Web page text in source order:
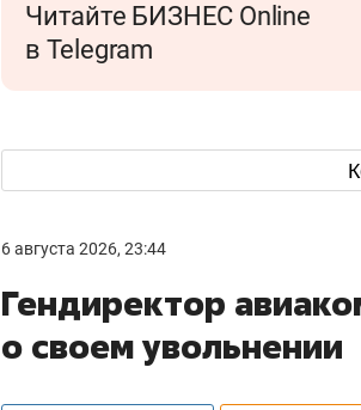
Читайте БИЗНЕС Online
в Telegram
6 августа 2026, 23:44
Гендиректор
о своем увольнении